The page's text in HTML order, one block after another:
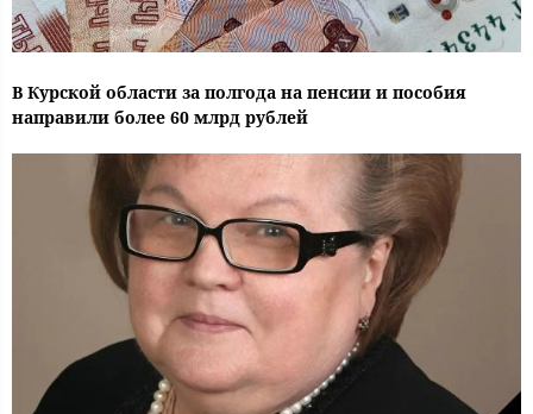
В Курской области за полгода на пенсии и пособия
направили более 60 млрд рублей